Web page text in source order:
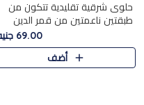
حلوى شرقية تقليدية تتكون من
طبقتين ناعمتين من قمر الدين
الفاخر، تتوسطهما حشوة غنية من
الفول السوداني المحمص، لتجمع
بين حلاوة المشمش الطبيعية..
69.00 جنيه
أضف